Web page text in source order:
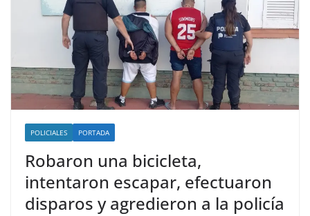
POLICIALES PORTADA
Robaron una bicicleta,
intentaron escapar, efectuaron
disparos y agredieron a la policía